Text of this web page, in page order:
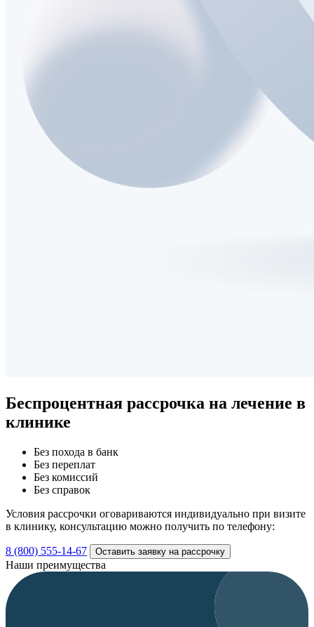
Беспроцентная рассрочка на лечение в
клинике
Без похода в банк
Без переплат
Без комиссий
Без справок
Условия рассрочки оговариваются индивидуально при визите
в клинику, консультацию можно получить по телефону:
8 (800) 555-14-67 Оставить заявку на рассрочку
Наши преимущества